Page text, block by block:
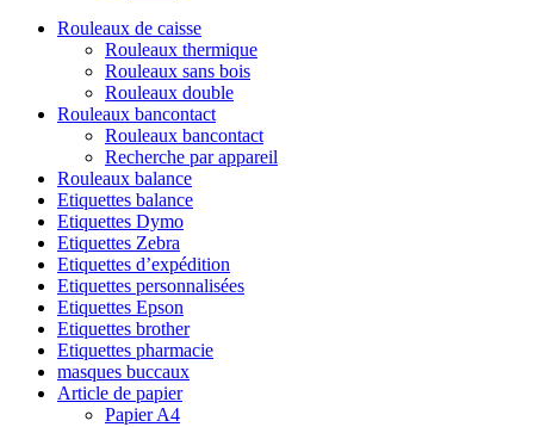
Rouleaux de caisse
Rouleaux thermique
Rouleaux sans bois
Rouleaux double
Rouleaux bancontact
Rouleaux bancontact
Recherche par appareil
Rouleaux balance
Etiquettes balance
Etiquettes Dymo
Etiquettes Zebra
Etiquettes d’expédition
Etiquettes personnalisées
Etiquettes Epson
Etiquettes brother
Etiquettes pharmacie
masques buccaux
Article de papier
Papier A4